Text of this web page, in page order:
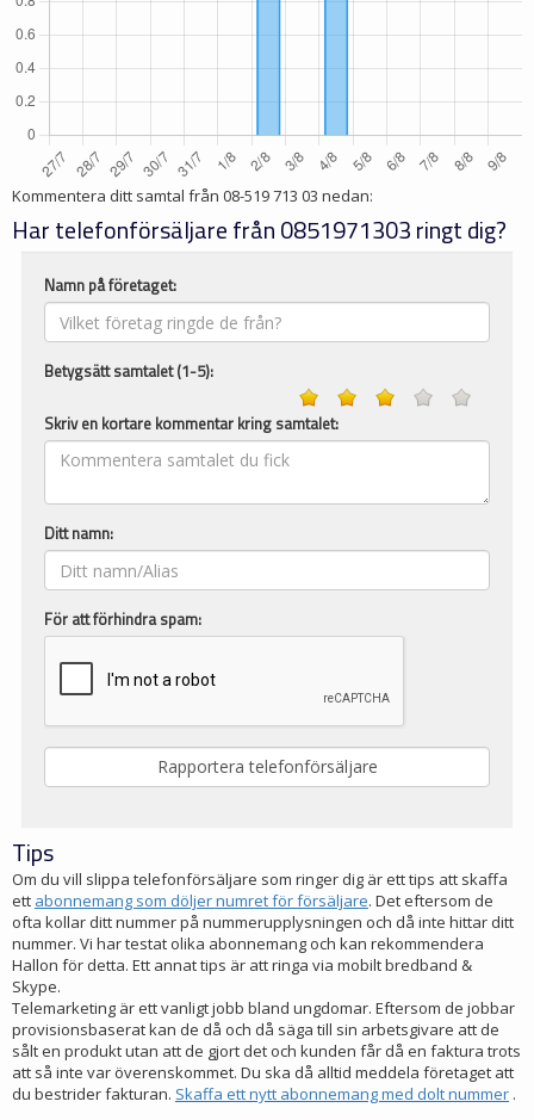
Kommentera ditt samtal från 08-519 713 03 nedan:
Har telefonförsäljare från 0851971303 ringt dig?
Namn på företaget:
Betygsätt samtalet (1-5):
Skriv en kortare kommentar kring samtalet:
Ditt namn:
För att förhindra spam:
Tips
Om du vill slippa telefonförsäljare som ringer dig är ett tips att skaffa
ett abonnemang som döljer numret för försäljare. Det eftersom de
ofta kollar ditt nummer på nummerupplysningen och då inte hittar ditt
nummer. Vi har testat olika abonnemang och kan rekommendera
Hallon för detta. Ett annat tips är att ringa via mobilt bredband &
Skype.
Telemarketing är ett vanligt jobb bland ungdomar. Eftersom de jobbar
provisionsbaserat kan de då och då säga till sin arbetsgivare att de
sålt en produkt utan att de gjort det och kunden får då en faktura trots
att så inte var överenskommet. Du ska då alltid meddela företaget att
du bestrider fakturan. Skaffa ett nytt abonnemang med dolt nummer .